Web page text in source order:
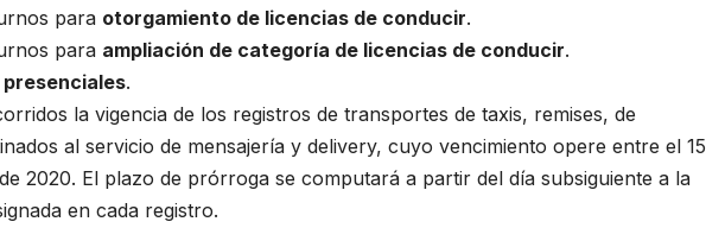
para otorgamiento de licencias de conducir.
para ampliación de categoría de licencias de conducir.
.
la vigencia de los registros de transportes de taxis, remises, de
al servicio de mensajería y delivery, cuyo vencimiento opere entre el 15
2020. El plazo de prórroga se computará a partir del día subsiguiente a la
en cada registro.